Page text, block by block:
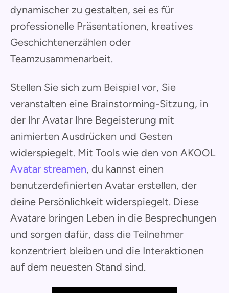
dynamischer zu gestalten, sei es für
professionelle Präsentationen, kreatives
Geschichtenerzählen oder
Teamzusammenarbeit.
Stellen Sie sich zum Beispiel vor, Sie
veranstalten eine Brainstorming-Sitzung, in
der Ihr Avatar Ihre Begeisterung mit
animierten Ausdrücken und Gesten
widerspiegelt. Mit Tools wie den von AKOOL
Avatar streamen, du kannst einen
benutzerdefinierten Avatar erstellen, der
deine Persönlichkeit widerspiegelt. Diese
Avatare bringen Leben in die Besprechungen
und sorgen dafür, dass die Teilnehmer
konzentriert bleiben und die Interaktionen
auf dem neuesten Stand sind.